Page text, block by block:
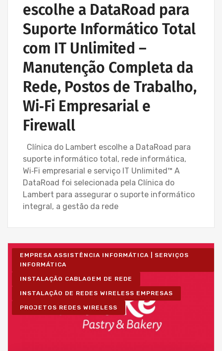
escolhe a DataRoad para
Suporte Informático Total
com IT Unlimited –
Manutenção Completa da
Rede, Postos de Trabalho,
Wi‑Fi Empresarial e
Firewall
Clínica do Lambert escolhe a DataRoad para
suporte informático total, rede informática,
Wi‑Fi empresarial e serviço IT Unlimited™ A
DataRoad foi selecionada pela Clínica do
Lambert para assegurar o suporte informático
integral, a gestão da rede
EMPRESA ASSISTÊNCIA INFORMÁTICA | SERVIÇOS
INFORMÁTICA
INSTALAÇÃO CABLAGEM DE REDE
INSTALAÇÃO DE REDES WIRELESS EMPRESAS
PROJETOS REDES WIRELESS